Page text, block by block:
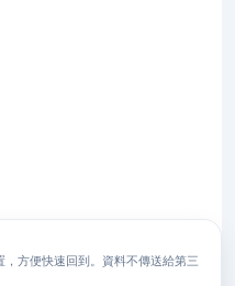
方便快速回到。資料不傳送給第三